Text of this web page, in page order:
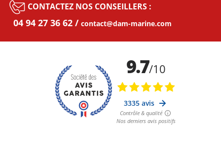
CONTACTEZ NOS CONSEILLERS :
04 94 27 36 62 contact@dam-marine.com